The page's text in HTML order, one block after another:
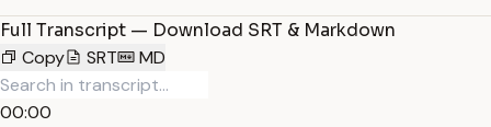
Full Transcript — Download SRT & Markdown
Copy
SRT MD
00:00